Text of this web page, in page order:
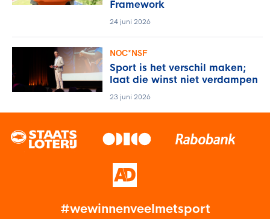
Framework
24 juni 2026
NOC*NSF
Sport is het verschil maken;
laat die winst niet verdampen
23 juni 2026
#wewinnenveelmetsport